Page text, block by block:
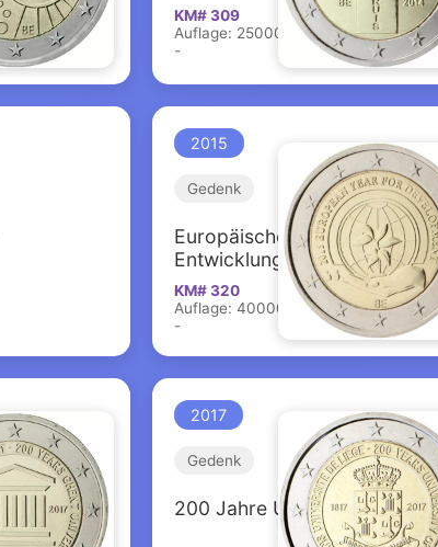
KM# 309
Auflage: 250000
-
2015
Gedenk
Europäisches Jahr für
Entwicklung
KM# 320
Auflage: 400000
-
Gent
2017
Gedenk
200 Jahre Universität Lüttich